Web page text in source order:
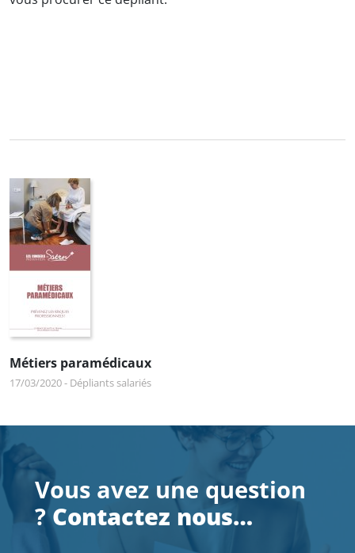
Métiers paramédicaux
17/03/2020- Dépliants salariés
Vous avez une question
?Contactez nous…